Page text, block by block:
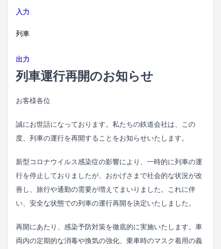
入力
列車
出力
列車運行再開のお知らせ
お客様各位
誠にお世話になっております。私たちの鉄道会社は、この
度、列車の運行を再開することをお知らせいたします。
新型コロナウイルス感染症の影響により、一時的に列車の運
行を停止しておりましたが、おかげさまで社会的な状況が改
善し、旅行や通勤の需要が増えてまいりました。これに伴
い、安全な状態での列車の運行再開を決定いたしました。
再開にあたり、感染予防対策を徹底的に実施いたします。車
両内の定期的な消毒や換気の強化、乗車時のマスク着用の義